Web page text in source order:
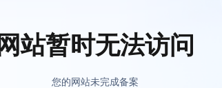
网站暂时无法访问
您的网站未完成备案